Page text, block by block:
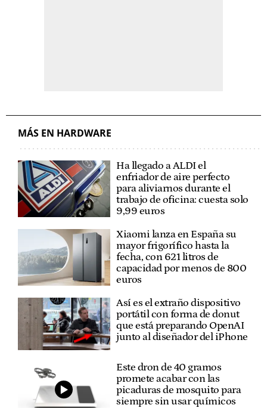
MÁS EN HARDWARE
Ha llegado a ALDI el
enfriador de aire perfecto
para aliviarnos durante el
trabajo de oficina: cuesta solo
9,99 euros
Xiaomi lanza en España su
mayor frigorífico hasta la
fecha, con 621 litros de
capacidad por menos de 800
euros
Así es el extraño dispositivo
portátil con forma de donut
que está preparando OpenAI
junto al diseñador del iPhone
Este dron de 40 gramos
promete acabar con las
picaduras de mosquito para
siempre sin usar químicos